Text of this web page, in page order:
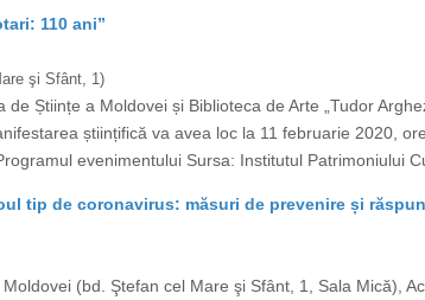
110 ani”
şi Sfânt, 1)
Științe a Moldovei și Biblioteca de Arte „Tudor
științifică va avea loc la 11 februarie 2020,
evenimentului Sursa: Institutul Patrimoniului
tip de coronavirus: măsuri de prevenire și
(bd. Ştefan cel Mare şi Sfânt, 1, Sala Mică),